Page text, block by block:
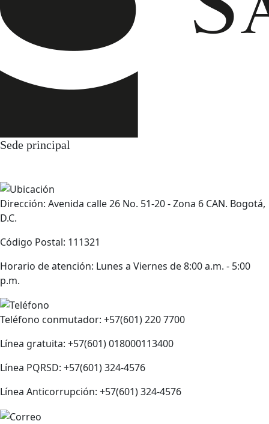
Sede principal
Dirección: Avenida calle 26 No. 51-20 - Zona 6 CAN. Bogotá,
D.C.
Código Postal: 111321
Horario de atención: Lunes a Viernes de 8:00 a.m. - 5:00
p.m.
Teléfono conmutador: +57(601) 220 7700
Línea gratuita: +57(601) 018000113400
Línea PQRSD: +57(601) 324-4576
Línea Anticorrupción: +57(601) 324-4576